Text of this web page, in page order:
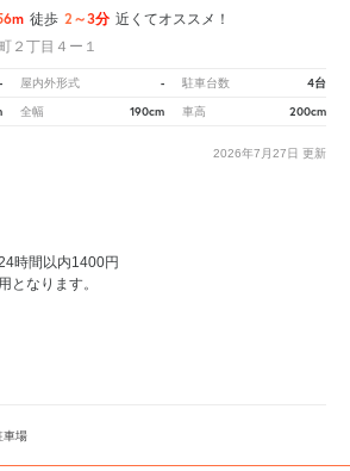
徒歩 2～3分 近くてオススメ！
２丁目４ー１
- 屋内外形式 - 駐車台数 4台
全幅 190cm 車高 200cm
2026年7月27日 更新
時間以内1400円
となります。
車場